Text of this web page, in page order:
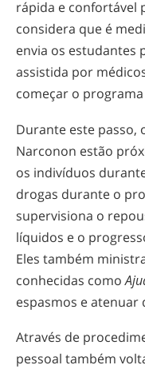
rápida e confortável
considera que é
envia os estudantes
assistida por
começar o
Durante este passo,
Narconon estão
os indivíduos
drogas durante o
supervisiona o
líquidos e o
Eles também
conhecidas como
espasmos e atenuar
Através de
pessoal também